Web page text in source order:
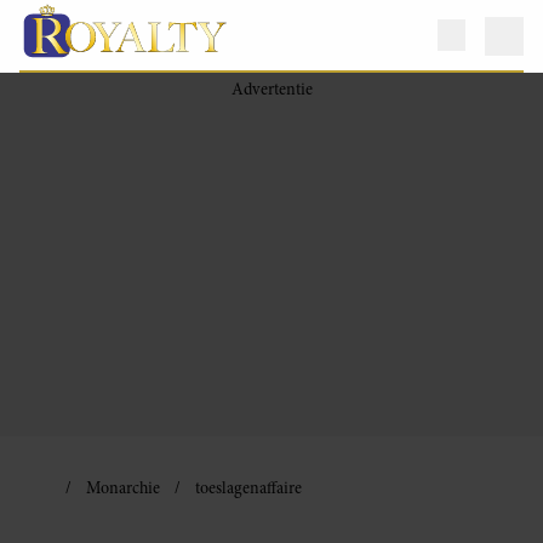
Monarchie toeslagenaffaire